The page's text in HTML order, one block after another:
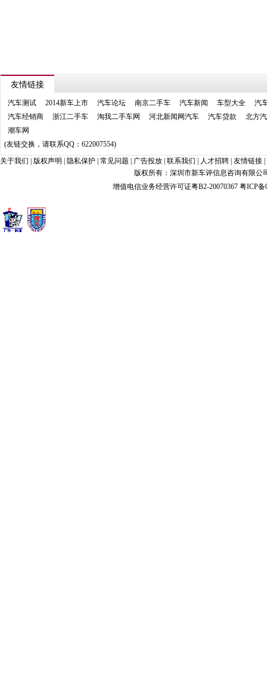
友情链接
汽车测试 2014新车上市 汽车论坛 南京二手车 汽车新闻 车型大全
汽
汽车经销商
浙江二手车 淘我二手车网 河北新闻网汽车 汽车贷款
北方
潮车网
(友链交换，请联系QQ：622007554)
关于我们
版权声明 隐私保护 常见问题 广告投放 联系我们 人才招聘 友情链接
版权所有：深圳市新车评信息咨询有限公
增值电信业务经营许可证粤B2-20070367 粤ICP备